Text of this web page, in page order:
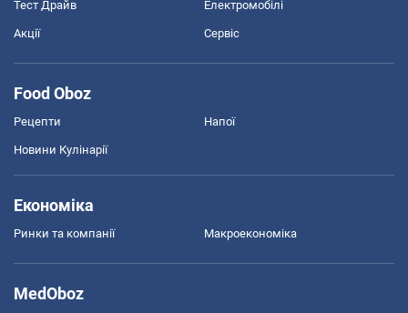
Тест Драйв Електромобілі
Акції Сервіс
Food Oboz
Рецепти Напої
Новини Кулінарії
Економіка
Ринки та компанії Макроекономіка
MedOboz